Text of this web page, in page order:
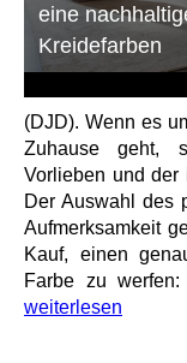
eine
Kreidefarben
(DJD). Wenn es
Zuhause geht,
Vorlieben und der
Der Auswahl des
Aufmerksamkeit
Kauf, einen
Farbe zu
weiterlesen